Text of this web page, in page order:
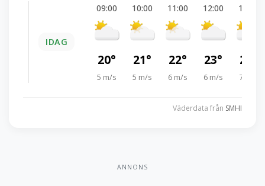
IDAG
09:00
20°
5 m/s
10:00
21°
5 m/s
11:00
22°
6 m/s
12:00
23°
6 m/s
13:00
23°
7 m/s
Väderdata från SMHI
ANNONS